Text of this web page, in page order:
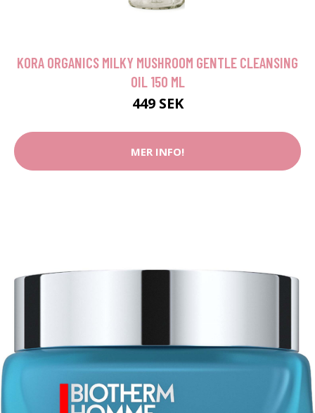
KORA ORGANICS MILKY MUSHROOM GENTLE CLEANSING
OIL 150 ML
449 SEK
MER INFO!